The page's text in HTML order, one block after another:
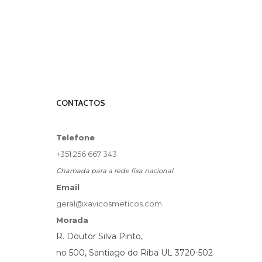
CONTACTOS
Telefone
+351 256 667 343
Chamada para a rede fixa nacional
Email
geral@xavicosmeticos.com
Morada
R. Doutor Silva Pinto,
no 500, Santiago do Riba UL 3720-502